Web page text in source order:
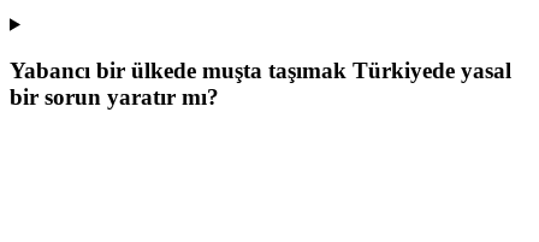
Yabancı bir ülkede muşta taşımak Türkiyede yasal
bir sorun yaratır mı?